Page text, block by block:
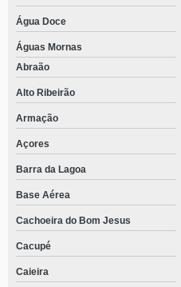
Água Doce
Águas Mornas
Abraão
Alto Ribeirão
Armação
Açores
Barra da Lagoa
Base Aérea
Cachoeira do Bom Jesus
Cacupé
Caieira